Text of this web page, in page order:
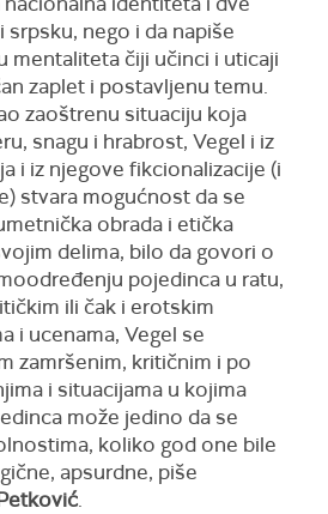
srpsku, nego i da napiše
mentaliteta čiji učinci i uticaji
zaplet i postavljenu temu.
zaoštrenu situaciju koja
snagu i hrabrost, Vegel i iz
i iz njegove fikcionalizacije (i
stvara mogućnost da se
obrada i etička
delima, bilo da govori o
pojedinca u ratu,
ili čak i erotskim
i ucenama, Vegel se
zamršenim, kritičnim i po
i situacijama u kojima
može jedino da se
koliko god one bile
apsurdne, piše
.